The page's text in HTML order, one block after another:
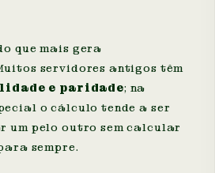
que mais gera
servidores antigos têm
e paridade; na
o cálculo tende a ser
um pelo outro sem calcular
sempre.